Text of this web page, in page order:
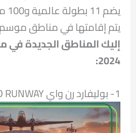
يتم إقامتها في مناطق موسم
إليك المناطق الجديدة في
2024:
1- بوليفارد رن واي BLVD RUNWAY